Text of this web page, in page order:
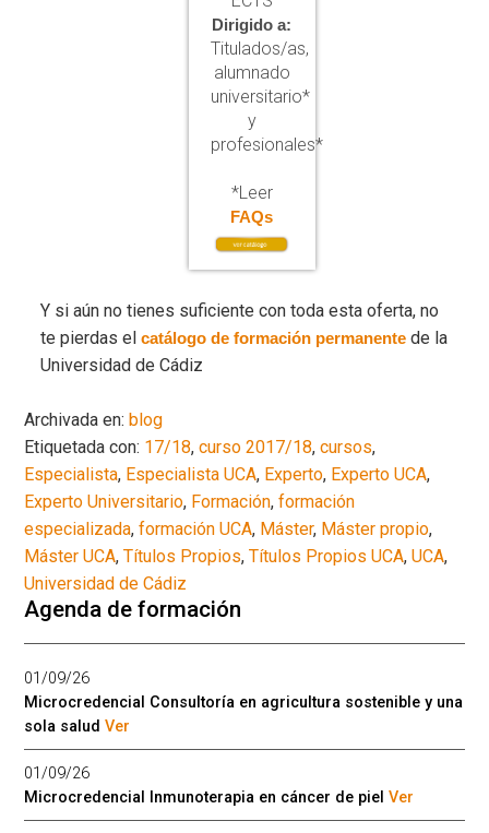
Dirigido a:
Titulados/as,
alumnado
universitario*
y
profesionales*
*Leer
FAQs
Y si aún no tienes suficiente con toda esta oferta, no
te pierdas elcatálogo de formación permanente de la
Universidad de Cádiz
Archivada en:blog
Etiquetada con: 17/18,curso 2017/18,cursos,
Especialista, Especialista UCA, Experto, Experto UCA,
Experto Universitario, Formación,formación
especializada,formación UCA, Máster, Máster propio,
Máster UCA,Títulos Propios,Títulos Propios UCA,UCA,
Universidad de Cádiz
Agenda de formación
01/09/26
Microcredencial Consultoría en agricultura sostenible y una
sola saludVer
01/09/26
Microcredencial Inmunoterapia en cáncer de pielVer